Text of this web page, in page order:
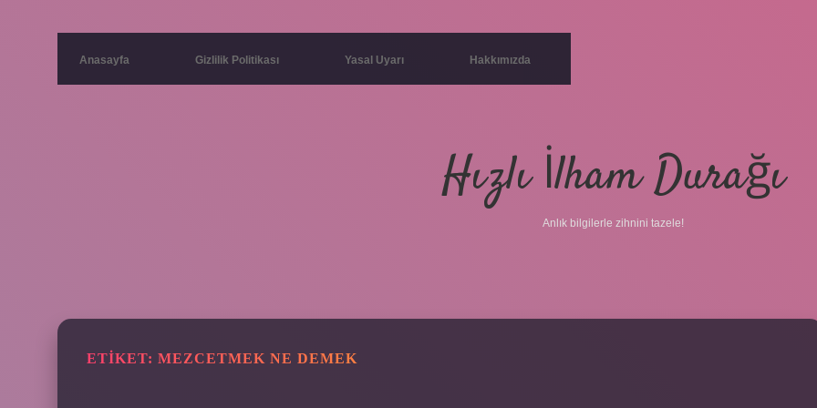
Anasayfa Gizlilik Politikası Yasal Uyarı Hakkımızda
Hızlı İlham Durağı
Anlık bilgilerle zihnini tazele!
ETIKET: MEZCETMEK NE DEMEK